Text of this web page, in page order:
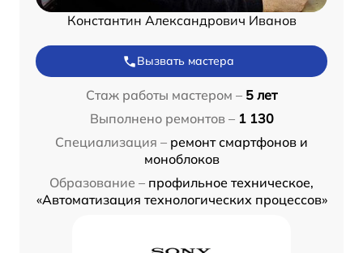
Константин Александрович Иванов
Вызвать мастера
Стаж работы мастером – 5 лет
Выполнено ремонтов – 1 130
Специализация – ремонт смартфонов и
моноблоков
Образование – профильное техническое,
«Автоматизация технологических процессов»